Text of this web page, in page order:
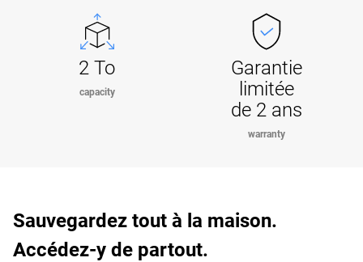
2 To
capacity
Garantie
limitée
de 2 ans
warranty
Sauvegardez tout à la maison.
Accédez-y de partout.